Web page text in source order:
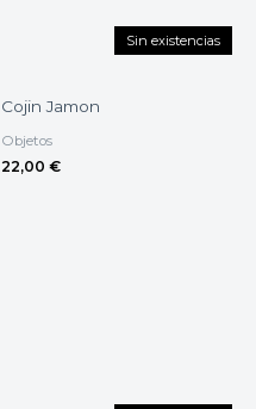
Sin existencias
Cojin Jamon
Objetos
22,00 €